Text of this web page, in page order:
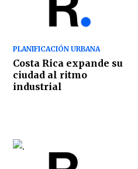
PLANIFICACIÓN URBANA
Costa Rica expande su
ciudad al ritmo
industrial